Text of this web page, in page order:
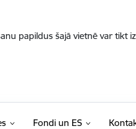
papildus šajā vietnē var tikt
Fondi un ES